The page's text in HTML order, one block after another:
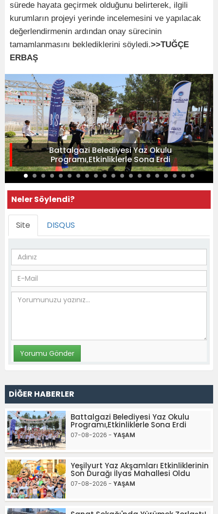
sürede hayata geçirmek olduğunu belirterek, ilgili
kurumların projeyi yerinde incelemesini ve yapılacak
değerlendirmenin ardından onay sürecinin
tamamlanmasını beklediklerini söyledi.>>TUĞÇE
ERBAŞ
Battalgazi Belediyesi Yaz Okulu
Programı,Etkinliklerle Sona Erdi
Neler Söylendi?
Site DISQUS
DİĞER HABERLER
Battalgazi Belediyesi Yaz Okulu
Programı,Etkinliklerle Sona Erdi
07-08-2026 - YAŞAM
Yeşilyurt Yaz Akşamları Etkinliklerinin
Son Durağı İlyas Mahallesi Oldu
07-08-2026 - YAŞAM